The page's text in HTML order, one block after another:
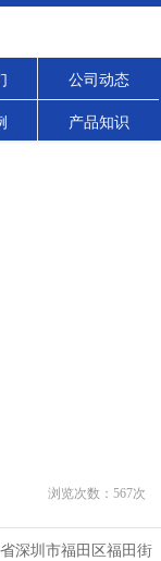
公司动态
产品知识
浏览次数： 567次
深圳市福田区福田街